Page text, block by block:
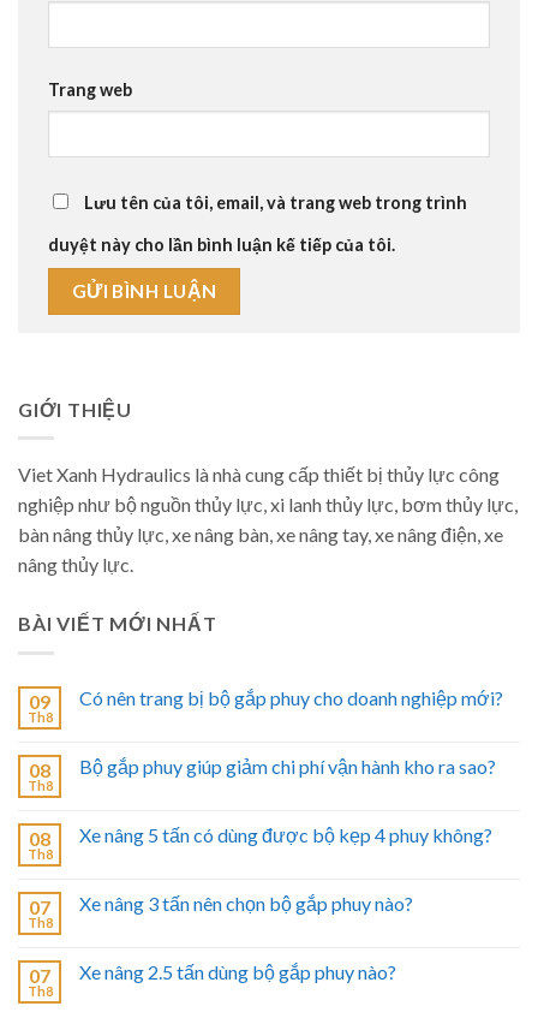
Trang web
Lưu tên của tôi, email, và trang web trong trình
duyệt này cho lần bình luận kế tiếp của tôi.
GIỚI THIỆU
Viet Xanh Hydraulics là nhà cung cấp thiết bị thủy lực công
nghiệp như bộ nguồn thủy lực, xi lanh thủy lực, bơm thủy lực,
bàn nâng thủy lực, xe nâng bàn, xe nâng tay, xe nâng điện, xe
nâng thủy lực.
BÀI VIẾT MỚI NHẤT
09
Th8
Có nên trang bị bộ gắp phuy cho doanh nghiệp mới?
08
Th8
Bộ gắp phuy giúp giảm chi phí vận hành kho ra sao?
08
Th8
Xe nâng 5 tấn có dùng được bộ kẹp 4 phuy không?
07
Th8
Xe nâng 3 tấn nên chọn bộ gắp phuy nào?
07
Th8
Xe nâng 2.5 tấn dùng bộ gắp phuy nào?